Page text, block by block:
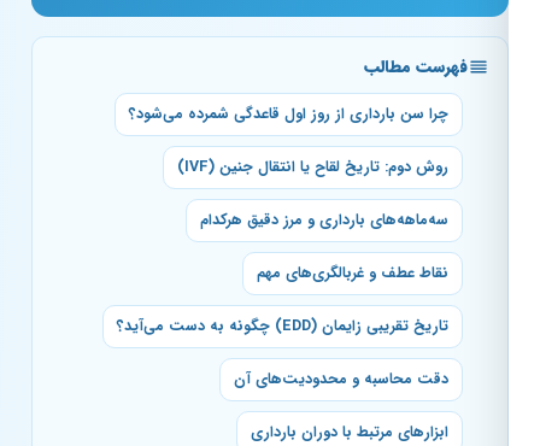
فهرست مطالب
چرا سن بارداری از روز اول قاعدگی شمرده می‌شود؟
روش دوم: تاریخ لقاح یا انتقال جنین (IVF)
سه‌ماهه‌های بارداری و مرز دقیق هرکدام
نقاط عطف و غربالگری‌های مهم
تاریخ تقریبی زایمان (EDD) چگونه به دست می‌آید؟
دقت محاسبه و محدودیت‌های آن
ابزارهای مرتبط با دوران بارداری